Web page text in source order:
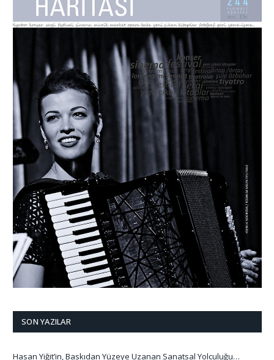
SON YAZILAR
Hasan Yiğit’in, Baskıdan Yüzeye Uzanan Sanatsal Yolculuğu…